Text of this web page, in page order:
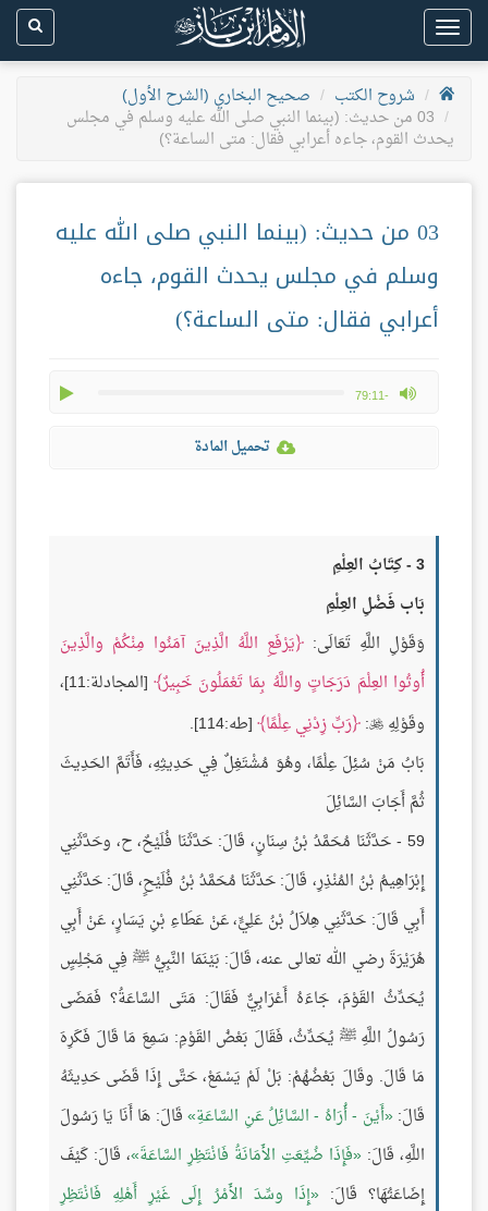
Toggle
navigation
شروح الكتب
صحيح البخاري (الشرح الأول)
03 من حديث: (بينما النبي صلى الله عليه وسلم في مجلس
يحدث القوم، جاءه أعرابي فقال: متى الساعة؟)
03 من حديث: (بينما النبي صلى الله عليه
وسلم في مجلس يحدث القوم، جاءه
أعرابي فقال: متى الساعة؟)
-79:11
max volume
تحميل المادة
3 - كِتَابُ العِلْمِ
بَاب فَضْلِ العِلْمِ
وَقَوْلِ اللَّهِ تَعَالَى:
يَرْفَعِ اللَّهُ الَّذِينَ آمَنُوا مِنْكُمْ والَّذِينَ
أُوتُوا العِلْمَ دَرَجَاتٍ واللَّهُ بِمَا تَعْمَلُونَ خَبِيرٌ
[المجادلة:11]،
وقَوْلِهِ 
: رَبِّ زِدْنِي عِلْمًا [طه:114].
بَابُ مَنْ سُئِلَ عِلْمًا، وهُوَ مُشْتَغِلٌ فِي حَدِيثِهِ، فَأَتَمَّ الحَدِيثَ
ثُمَّ أَجَابَ السَّائِلَ
59 - حَدَّثَنَا مُحَمَّدُ بْنُ سِنَانٍ، قَالَ: حَدَّثَنَا فُلَيْحٌ، ح، وحَدَّثَنِي
إِبْرَاهِيمُ بْنُ المُنْذِرِ، قَالَ: حَدَّثَنَا مُحَمَّدُ بْنُ فُلَيْحٍ، قَالَ: حَدَّثَنِي
أَبِي قَالَ: حَدَّثَنِي هِلاَلُ بْنُ عَلِيٍّ، عَنْ عَطَاءِ بْنِ يَسَارٍ، عَنْ أَبِي
هُرَيْرَةَ رضي الله تعالى عنه، قَالَ: بَيْنَمَا النَّبِيُّ ﷺ فِي مَجْلِسٍ
يُحَدِّثُ القَوْمَ، جَاءَهُ أَعْرَابِيٌّ فَقَالَ: مَتَى السَّاعَةُ؟ فَمَضَى
رَسُولُ اللَّهِ ﷺ يُحَدِّثُ، فَقَالَ بَعْضُ القَوْمِ: سَمِعَ مَا قَالَ فَكَرِهَ
مَا قَالَ. وقَالَ بَعْضُهُمْ: بَلْ لَمْ يَسْمَعْ، حَتَّى إِذَا قَضَى حَدِيثَهُ
قَالَ: أَيْنَ - أُرَاهُ - السَّائِلُ عَنِ السَّاعَةِ قَالَ: هَا أَنَا يَا رَسُولَ
اللَّهِ، قَالَ: فَإِذَا ضُيِّعَتِ الأَمَانَةُ فَانْتَظِرِ السَّاعَةَ ، قَالَ: كَيْفَ
إِضَاعَتُهَا؟ قَالَ: إِذَا وسِّدَ الأَمْرُ إِلَى غَيْرِ أَهْلِهِ فَانْتَظِرِ